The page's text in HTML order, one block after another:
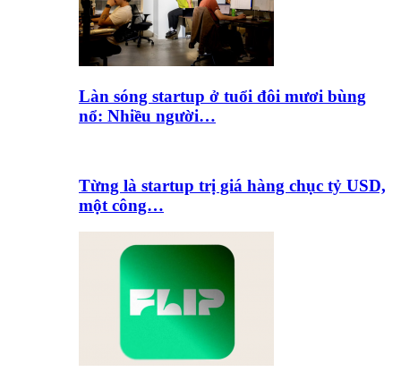
Làn sóng startup ở tuổi đôi mươi bùng
nổ: Nhiều người…
Từng là startup trị giá hàng chục tỷ USD,
một công…